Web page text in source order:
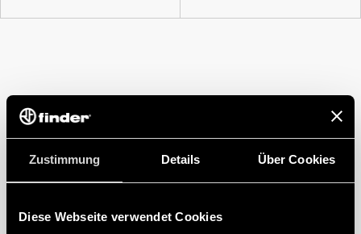
Zustimmung Details Über Cookies
Diese Webseite verwendet Cookies